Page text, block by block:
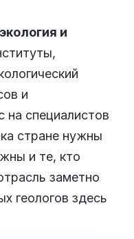
и
и
на специалистов
стране нужны
и те, кто
заметно
геологов здесь